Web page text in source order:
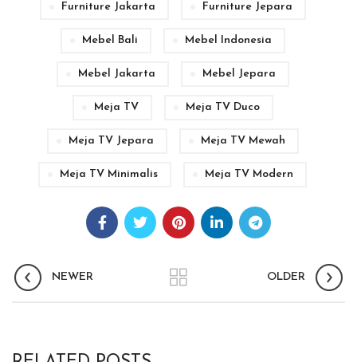
Furniture Jakarta Furniture Jepara
Mebel Bali Mebel Indonesia
Mebel Jakarta Mebel Jepara
Meja TV Meja TV Duco
Meja TV Jepara Meja TV Mewah
Meja TV Minimalis Meja TV Modern
NEWER OLDER